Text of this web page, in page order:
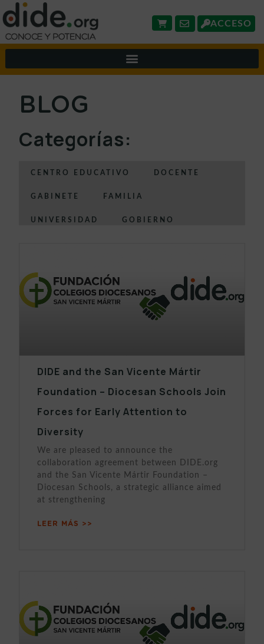
ACCESO
BLOG
Categorías:
CENTRO EDUCATIVO DOCENTE
GABINETE FAMILIA
UNIVERSIDAD GOBIERNO
DIDE and the San Vicente Mártir
Foundation – Diocesan Schools Join
Forces for Early Attention to
Diversity
We are pleased to announce the
collaboration agreement between DIDE.org
and the San Vicente Mártir Foundation –
Diocesan Schools, a strategic alliance aimed
at strengthening
LEER MÁS >>